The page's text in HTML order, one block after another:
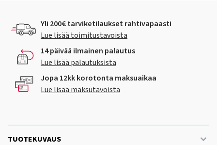
Yli 200€ tarviketilaukset rahtivapaasti
Lue lisää toimitustavoista
14 päivää ilmainen palautus
Lue lisää palautuksista
Jopa 12kk korotonta maksuaikaa
Lue lisää maksutavoista
TUOTEKUVAUS